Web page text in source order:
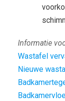
Informatie
Wastafel
Nieuwe